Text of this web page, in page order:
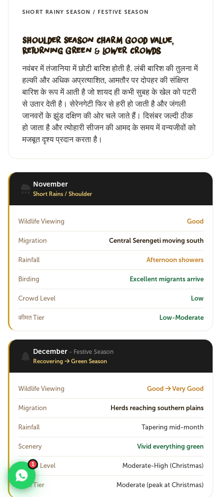
SHORT RAINY SEASON / FESTIVE SEASON
Shoulder Season Charm Good Value,
Returning Green & Lower Crowds
नवंबर में तंजानिया में छोटी बारिश होती है. लंबी बारिश की तुलना में
हल्की और अधिक अप्रत्याशित, आमतौर पर दोपहर की संक्षिप्त
बारिश के रूप में आती है जो शायद ही कभी सुबह के खेल को पटरी
से उतार देती है। सेरेनगेटी फिर से हरी हो जाती है और जंगली
जानवरों के झुंड दक्षिण की ओर चले जाते हैं। दिसंबर जल्दी ठीक
हो जाता है और त्योहारी सीजन की आमद के समय में वन्यजीवों को
मजबूत दृश्य प्रदान करता है।
November
Short Rains / Shoulder
Wildlife Viewing Good
Migration Central Serengeti moving south
Rainfall Afternoon showers
Birding Excellent migrants arrive
Crowd Level Low
कीमत Tier Low-Moderate
December - Festive Season
Recovering Green Season
Wildlife Viewing Good Very Good
Migration Herds reaching southern plains
Rainfall Tapering mid-month
Scenery Vivid everything green
Crowd Level Moderate-High (Christmas)
कीमत Tier Moderate (peak at Christmas)
1